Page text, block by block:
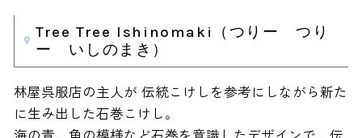
Tree Tree Ishinomaki（つりー つり
ー いしのまき）
林屋呉服店の主人が 伝統こけしを参考にしながら新た
に生み出した石巻こけし。